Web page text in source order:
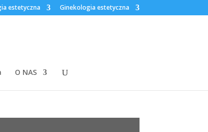
estetyczna Ginekologia estetyczna
O NAS